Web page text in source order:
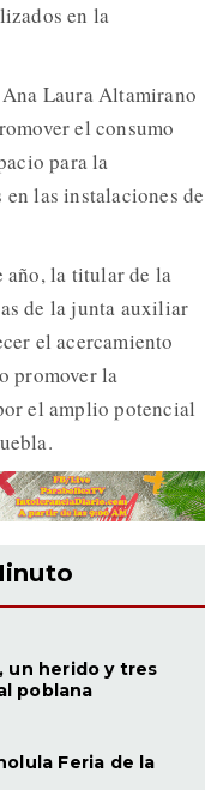
en la
Laura Altamirano
el consumo
para la
las instalaciones de
año, la titular de la
de la junta auxiliar
el acercamiento
promover la
el amplio potencial
un herido y tres
poblana
Feria de la